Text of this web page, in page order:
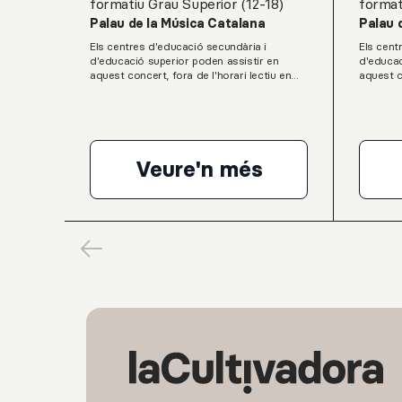
formatiu Grau Superior (12-18)
Palau de la Música Catalana
Els centres d'educació secundària i
d'educació superior poden assistir en
aquest concert, fora de l'horari lectiu en
ricercataK. Stockhausen: Klavierstuck IXL.
van Beethoven: Sonata per a piano núm.
23, en Fa menor, op. 57, “Appassionata”
Veure'n mésPierre Laurent
Palau
Els
aquest
per a
Bach
Suite